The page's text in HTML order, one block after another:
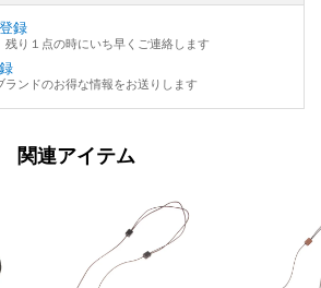
録
残り１点の時にいち早くご連絡します
ランドのお得な情報をお送りします
関連アイテム